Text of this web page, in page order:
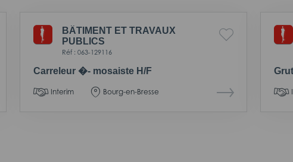
BÂTIMENT ET TRAVAUX
PUBLICS
Réf : 063-129116
Carreleur �- mosaiste H/F
Interim Bourg-en-Bresse